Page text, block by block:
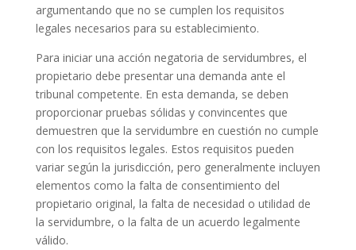
argumentando que no se cumplen los requisitos
legales necesarios para su establecimiento.
Para iniciar una acción negatoria de servidumbres, el
propietario debe presentar una demanda ante el
tribunal competente. En esta demanda, se deben
proporcionar pruebas sólidas y convincentes que
demuestren que la servidumbre en cuestión no cumple
con los requisitos legales. Estos requisitos pueden
variar según la jurisdicción, pero generalmente incluyen
elementos como la falta de consentimiento del
propietario original, la falta de necesidad o utilidad de
la servidumbre, o la falta de un acuerdo legalmente
válido.